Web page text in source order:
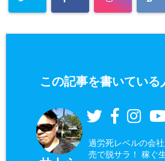
この記事を書いている
過労死レベルの会
売で脱サラ！ 稼ぐ